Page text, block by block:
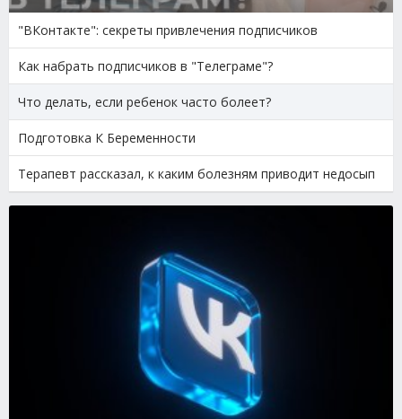
"ВКонтакте": секреты привлечения подписчиков
Как набрать подписчиков в "Телеграме"?
Что делать, если ребенок часто болеет?
Подготовка К Беременности
Терапевт рассказал, к каким болезням приводит недосып